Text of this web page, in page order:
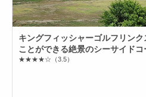
キングフィッシャーゴルフリン
ことができる絶景のシーサイドコ
★★★★☆ （3.5）